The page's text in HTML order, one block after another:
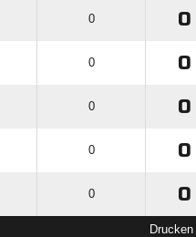
0 0
0 0
0 0
0 0
0 0
Drucken